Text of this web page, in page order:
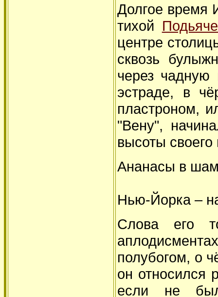
Долгое время
тихой
центре
сквозь
через чадную
эстраде, в
пластроном,
"Вену",
высоты своего
Ананасы в
Нью-Йорка –
Слова его
полубогом, о
он относился
если не